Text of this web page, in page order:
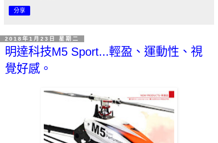
分享
2018年1月23日 星期二
明達科技M5 Sport...輕盈、運動性、視
覺好感。